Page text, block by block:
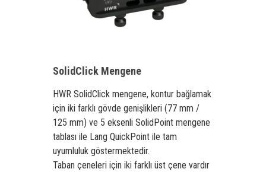
SolidClick Mengene
HWR SolidClick mengene, kontur bağlamak
için iki farklı gövde genişlikleri (77 mm /
125 mm) ve 5 eksenli SolidPoint mengene
tablası ile Lang QuickPoint ile tam
uyumluluk göstermektedir.
Taban çeneleri için iki farklı üst çene vardır